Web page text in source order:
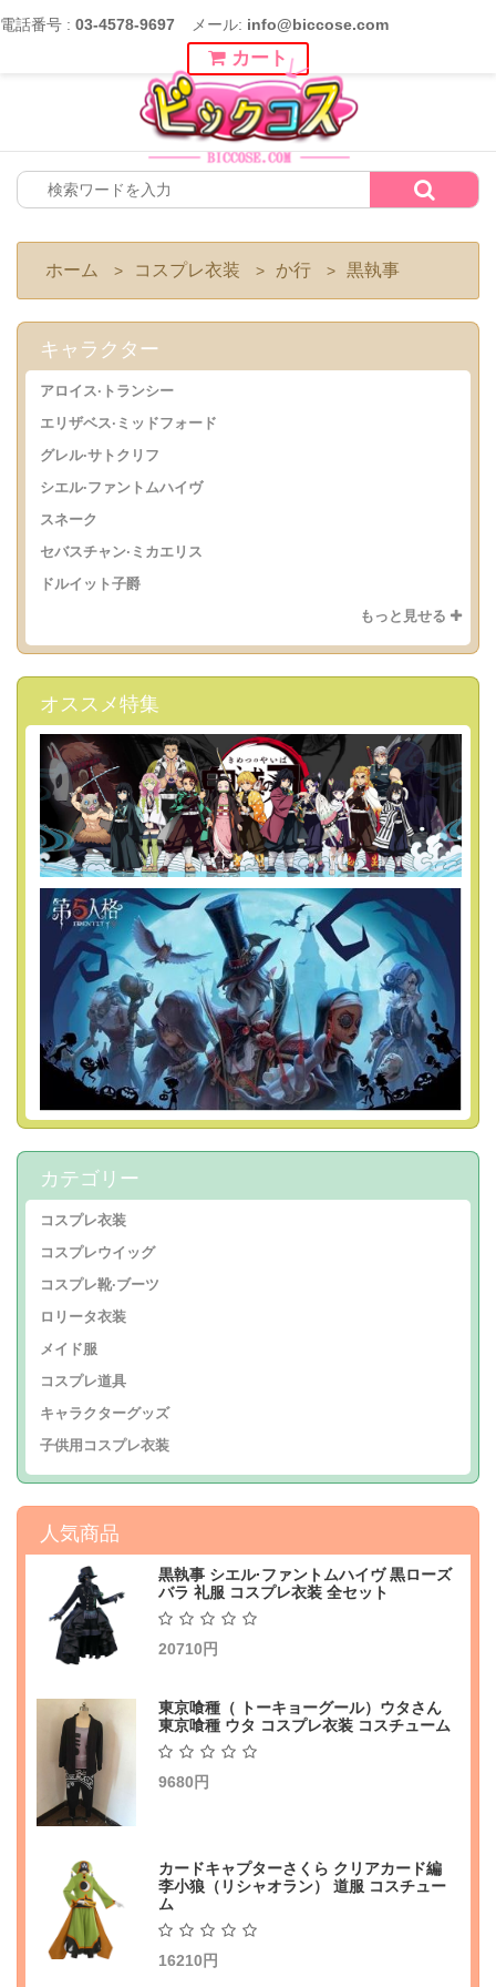
電話番号 : 03-4578-9697 メール: info@biccose.com
カート
ホーム > コスプレ衣装 > か行 > 黒執事
キャラクター
アロイス·トランシー
エリザベス·ミッドフォード
グレル·サトクリフ
シエル·ファントムハイヴ
スネーク
セバスチャン·ミカエリス
ドルイット子爵
もっと見せる
オススメ特集
カテゴリー
コスプレ衣装
コスプレウイッグ
コスプレ靴·ブーツ
ロリータ衣装
メイド服
コスプレ道具
キャラクターグッズ
子供用コスプレ衣装
人気商品
黒執事 シエル·ファントムハイヴ 黒ローズ
バラ 礼服 コスプレ衣装 全セット
20710円
東京喰種（ トーキョーグール）ウタさん
東京喰種 ウタ コスプレ衣装 コスチューム
9680円
カードキャプターさくら クリアカード編
李小狼（リシャオラン） 道服 コスチュー
ム
16210円